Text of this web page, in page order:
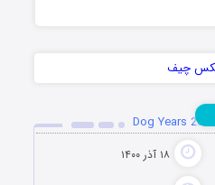
۱۸ آذر ۱۴۰۰